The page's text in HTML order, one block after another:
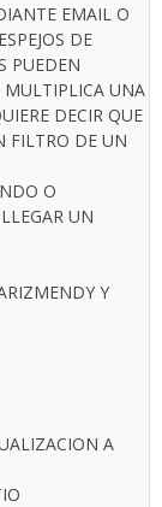
EMAIL O
DE
PUEDEN
UNA
DECIR QUE
FILTRO DE UN
O
UN
Y
A